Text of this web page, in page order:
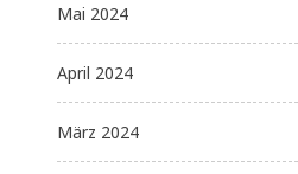
Mai 2024
April 2024
März 2024